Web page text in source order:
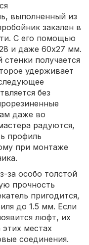
выполненный из
закален в
С его помощью
и даже 60х27 мм.
получается
удерживает
без
даже во
радуются,
профиль
при монтаже
за особо толстой
прочность
пригодится,
до 1.5 мм. Если
люфт, их
местах
соединения.